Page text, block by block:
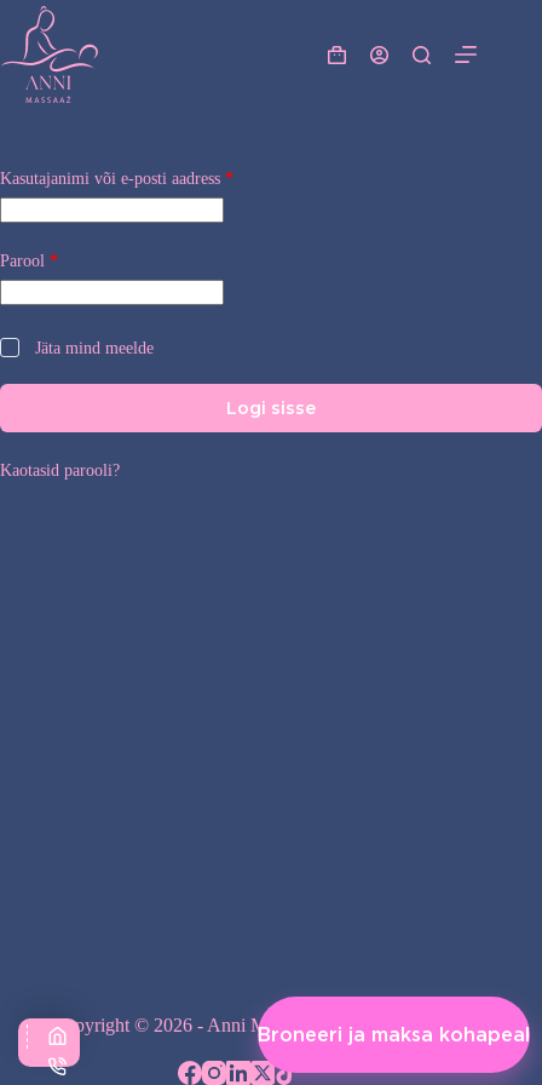
content
Shopping
Kasutajanimi või e-posti aadress *Nõutud
Parool *Nõutud
Jäta mind meelde
Logi sisse
Kaotasid parooli?
Copyright © 2026 - Anni Massaaž - Avango OÜ
Vali kategooria
Broneeri ja maksa kohapeal